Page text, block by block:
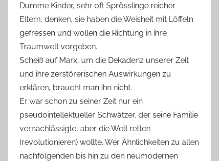
Dumme Kinder, sehr oft Sprösslinge reicher
Eltern, denken, sie haben die Weisheit mit Löffeln
gefressen und wollen die Richtung in ihre
Traumwelt vorgeben.
Scheiß auf Marx, um die Dekadenz unserer Zeit
und ihre zerstörerischen Auswirkungen zu
erklären, braucht man ihn nicht.
Er war schon zu seiner Zeit nur ein
pseudointellektueller Schwätzer, der seine Familie
vernachlässigte, aber die Welt retten
(revolutionieren) wollte. Wer Ähnlichkeiten zu allen
nachfolgenden bis hin zu den neumodernen